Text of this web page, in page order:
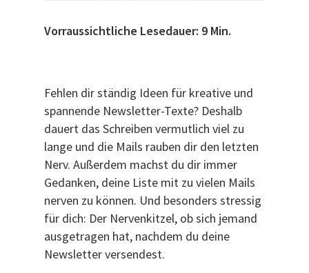
Vorraussichtliche Lesedauer: 9 Min.
Fehlen dir ständig Ideen für kreative und
spannende Newsletter-Texte? Deshalb
dauert das Schreiben vermutlich viel zu
lange und die Mails rauben dir den letzten
Nerv. Außerdem machst du dir immer
Gedanken, deine Liste mit zu vielen Mails
nerven zu können. Und besonders stressig
für dich: Der Nervenkitzel, ob sich jemand
ausgetragen hat, nachdem du deine
Newsletter versendest.